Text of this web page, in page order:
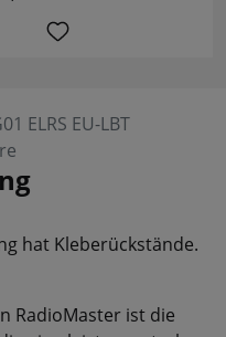
ELRS EU-LBT
hat Kleberückstände.
RadioMaster ist die